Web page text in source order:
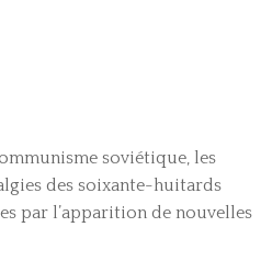
soviétique, les
des soixante-huitards
par l’apparition de nouvelles